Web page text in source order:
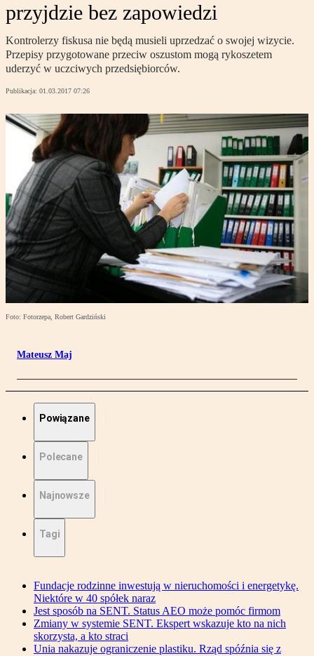
przyjdzie bez zapowiedzi
Kontrolerzy fiskusa nie będą musieli uprzedzać o swojej wizycie.
Przepisy przygotowane przeciw oszustom mogą rykoszetem
uderzyć w uczciwych przedsiębiorców.
Publikacja: 01.03.2017 07:26
Foto: Fotorzepa, Robert Gardziński
Mateusz Maj
Powiązane
Polecane
Najnowsze
Tagi
Fundacje rodzinne inwestują w nieruchomości i energetykę.
Niektóre w 40 spółek naraz
Jest sposób na SENT. Status AEO może pomóc firmom
Zmiany w systemie SENT. Ekspert wskazuje kto na nich
skorzysta, a kto straci
Unia nakazuje ograniczenie plastiku. Rząd spóźnia się z